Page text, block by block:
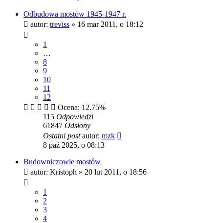
Odbudowa mostów 1945-1947 r.
autor: treviss » 16 mar 2011, o 18:12
1
…
8
9
10
11
12
Ocena: 12.75%
115 Odpowiedzi
61847 Odsłony
Ostatni postautor: mzk
8 paź 2025, o 08:13
Budowniczowie mostów
autor: Kristoph » 20 lut 2011, o 18:56
1
2
3
4